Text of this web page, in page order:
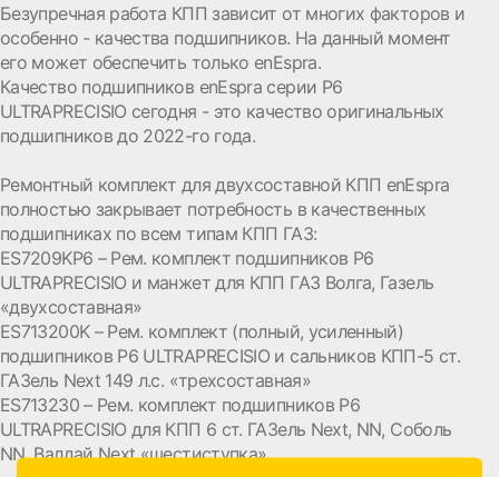
Безупречная работа КПП зависит от многих факторов и
особенно - качества подшипников. На данный момент
его может обеспечить только enEspra.
Качество подшипников enEspra серии Р6
ULTRAPRECISIO сегодня - это качество оригинальных
подшипников до 2022-го года.
Ремонтный комплект для двухсоставной КПП enEspra
полностью закрывает потребность в качественных
подшипниках по всем типам КПП ГАЗ:
ES7209KP6 – Рем. комплект подшипников P6
ULTRAPRECISIO и манжет для КПП ГАЗ Волга, Газель
«двухсоставная»
ES713200K – Рем. комплект (полный, усиленный)
подшипников P6 ULTRAPRECISIO и сальников КПП-5 ст.
ГАЗель Next 149 л.с. «трехсоставная»
ES713230 – Рем. комплект подшипников P6
ULTRAPRECISIO для КПП 6 ст. ГАЗель Next, NN, Соболь
NN, Валдай Next «шестиступка».